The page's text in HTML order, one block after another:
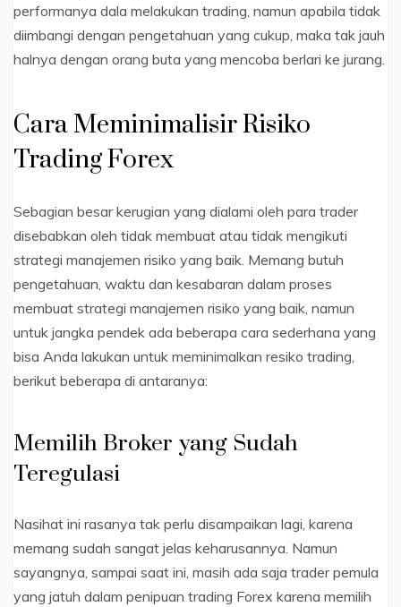
performanya dala melakukan trading, namun apabila tidak
diimbangi dengan pengetahuan yang cukup, maka tak jauh
halnya dengan orang buta yang mencoba berlari ke jurang.
Cara Meminimalisir Risiko
Trading Forex
Sebagian besar kerugian yang dialami oleh para trader
disebabkan oleh tidak membuat atau tidak mengikuti
strategi manajemen risiko yang baik. Memang butuh
pengetahuan, waktu dan kesabaran dalam proses
membuat strategi manajemen risiko yang baik, namun
untuk jangka pendek ada beberapa cara sederhana yang
bisa Anda lakukan untuk meminimalkan resiko trading,
berikut beberapa di antaranya:
Memilih Broker yang Sudah
Teregulasi
Nasihat ini rasanya tak perlu disampaikan lagi, karena
memang sudah sangat jelas keharusannya. Namun
sayangnya, sampai saat ini, masih ada saja trader pemula
yang jatuh dalam penipuan trading Forex karena memilih